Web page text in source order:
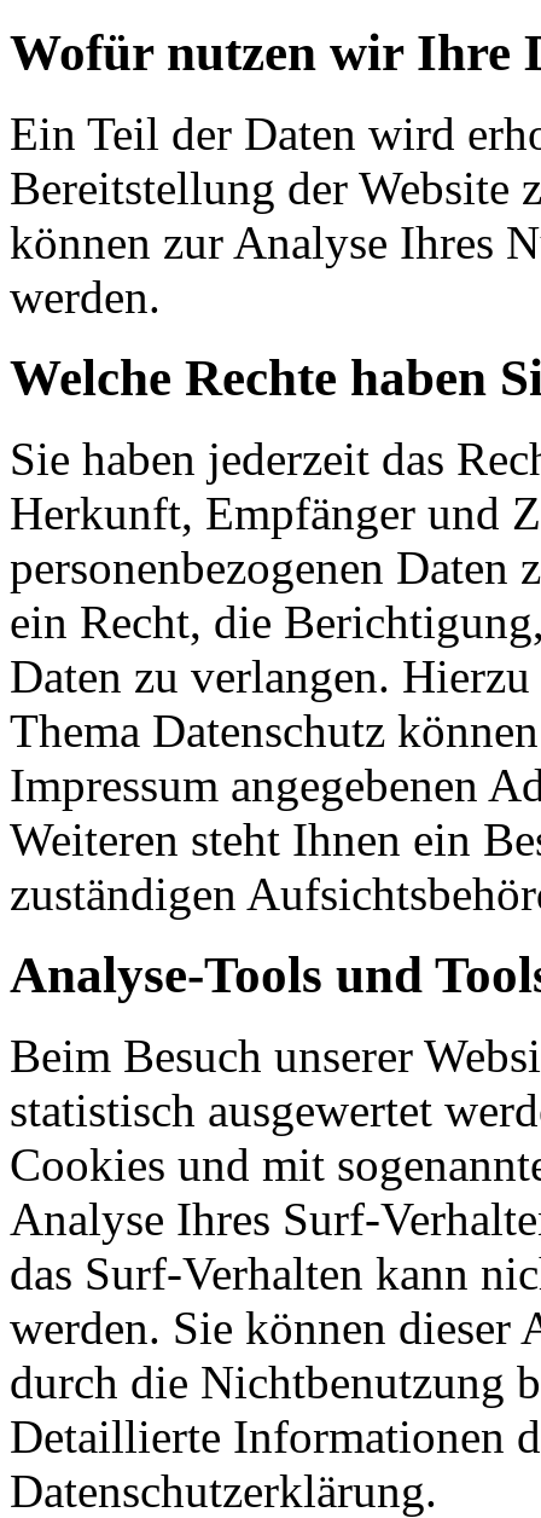
Wofür nutzen wir Ihre
Ein Teil der Daten wird
Bereitstellung der Website
können zur Analyse Ihres
werden.
Welche Rechte haben
Sie haben jederzeit das
Herkunft, Empfänger und
personenbezogenen Daten
ein Recht, die
Daten zu verlangen.
Thema Datenschutz
Impressum angegebenen
Weiteren steht Ihnen ein
zuständigen
Analyse-Tools und
Beim Besuch unserer
statistisch ausgewertet
Cookies und mit
Analyse Ihres Surf-
das Surf-Verhalten kann
werden. Sie können dieser
durch die Nichtbenutzung
Detaillierte Informationen
Datenschutzerklärung.